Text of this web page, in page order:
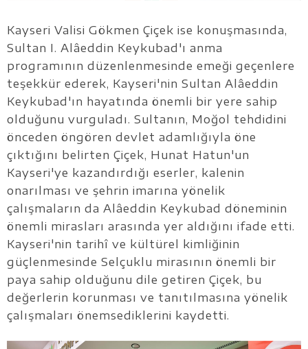
Kayseri Valisi Gökmen Çiçek ise konuşmasında,
Sultan I. Alâeddin Keykubad'ı anma
programının düzenlenmesinde emeği geçenlere
teşekkür ederek, Kayseri'nin Sultan Alâeddin
Keykubad'ın hayatında önemli bir yere sahip
olduğunu vurguladı. Sultanın, Moğol tehdidini
önceden öngören devlet adamlığıyla öne
çıktığını belirten Çiçek, Hunat Hatun'un
Kayseri'ye kazandırdığı eserler, kalenin
onarılması ve şehrin imarına yönelik
çalışmaların da Alâeddin Keykubad döneminin
önemli mirasları arasında yer aldığını ifade etti.
Kayseri'nin tarihî ve kültürel kimliğinin
güçlenmesinde Selçuklu mirasının önemli bir
paya sahip olduğunu dile getiren Çiçek, bu
değerlerin korunması ve tanıtılmasına yönelik
çalışmaları önemsediklerini kaydetti.